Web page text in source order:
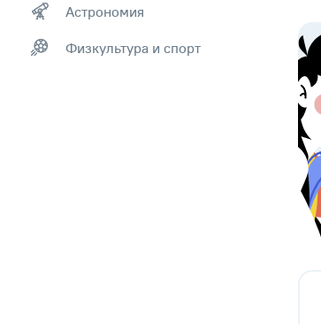
Астрономия
Физкультура и спорт